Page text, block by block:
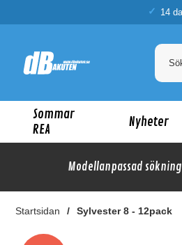
14
Sommar
REA
Nyheter
Modellanpassad sökning
Startsidan Sylvester 8 - 12pack